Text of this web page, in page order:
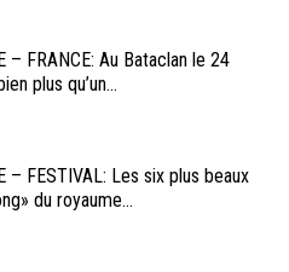
– FRANCE: Au Bataclan le 24
plus qu’un...
– FESTIVAL: Les six plus beaux
du royaume...